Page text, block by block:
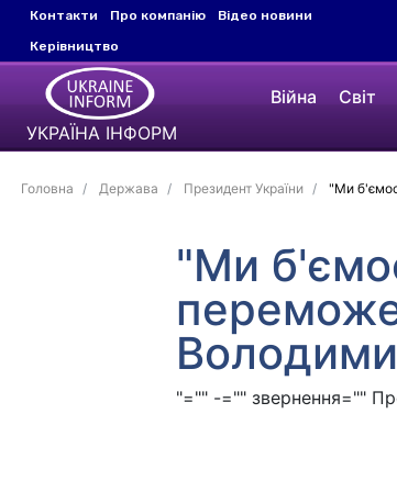
Контакти Про компанію
Відео новини
Керівництво
УКРАЇНА ІНФОРМ
Війна Світ
Головна Держава Президент України "Ми
"Ми
"="" -="" звернення=""